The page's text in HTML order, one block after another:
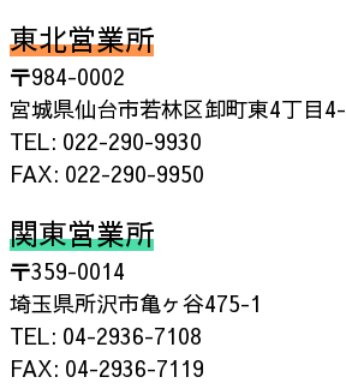
東北営業所
〒984-0002
宮城県仙台市若林区卸町東4丁目
TEL: 022-290-9930
FAX: 022-290-9950
関東営業所
〒359-0014
埼玉県所沢市亀ヶ谷475-1
TEL: 04-2936-7108
FAX: 04-2936-7119